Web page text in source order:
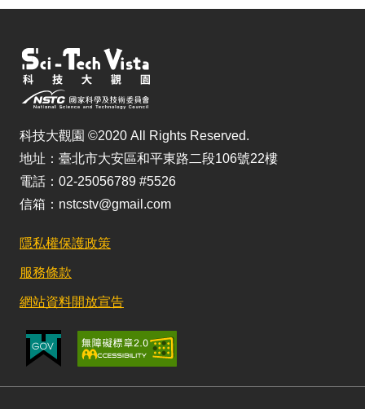
科技大觀園 ©2020 All Rights Reserved.
地址：臺北市大安區和平東路二段106號22樓
電話：02-25056789 #5526
信箱：nstcstv@gmail.com
隱私權保護政策
服務條款
網站資料開放宣告